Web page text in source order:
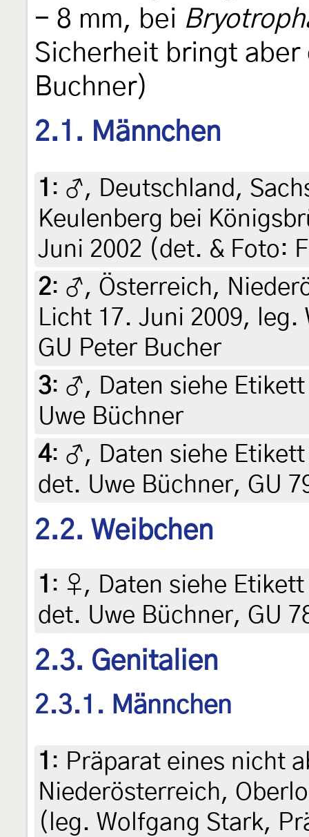
- 8 mm, bei
Sicherheit bringt
Buchner)
2.1. Männchen
1 : ♂, Deutschland,
Keulenberg bei
Juni 2002 (det. & Foto:
2: ♂, Österreich,
Licht 17. Juni 2009,
GU Peter Bucher
3: ♂, Daten siehe
Uwe Büchner
4: ♂, Daten siehe
det. Uwe Büchner, GU
2.2. Weibchen
1 : ♀, Daten siehe
det. Uwe Büchner, GU
2.3. Genitalien
2.3.1. Männchen
1 : Präparat eines nicht
Niederösterreich,
(leg. Wolfgang Stark,